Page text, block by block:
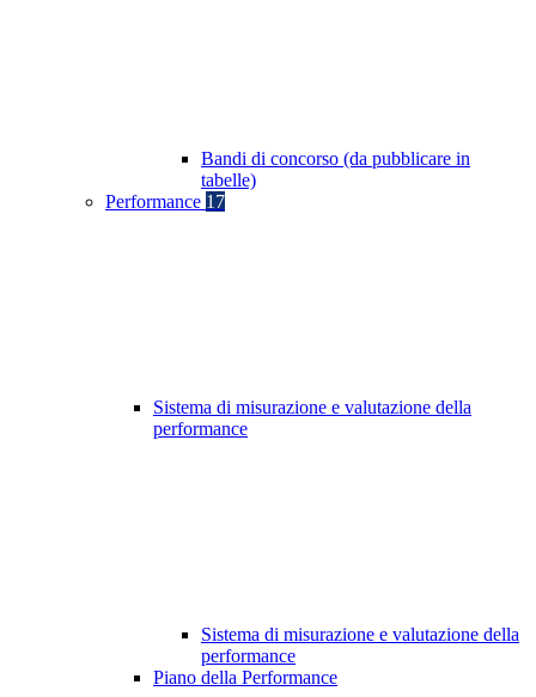
Bandi di concorso (da pubblicare in
tabelle)
Performance 17
Sistema di misurazione e valutazione della
performance
Sistema di misurazione e valutazione della
performance
Piano della Performance